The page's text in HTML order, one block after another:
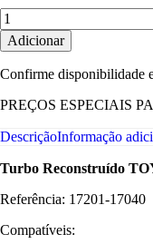
Quantidade
de
Turbo
TOYOTA
4.2
TD
-
17201-
17040
Adicionar
Confirme disponibilidade
PREÇOS ESPECIAIS
DescriçãoInformação
Turbo Reconstruído
Referência: 17201-17040
Compatíveis: